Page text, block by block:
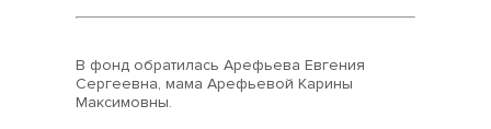
В фонд обратилась Арефьева Евгения
Сергеевна, мама Арефьевой Карины
Максимовны.